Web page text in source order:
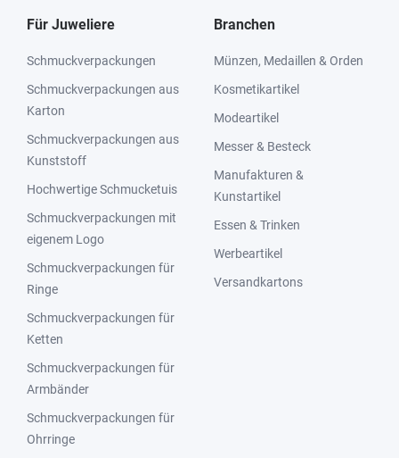
Für Juweliere
Schmuckverpackungen
Schmuckverpackungen aus
Karton
Schmuckverpackungen aus
Kunststoff
Hochwertige Schmucketuis
Schmuckverpackungen mit
eigenem Logo
Schmuckverpackungen für
Ringe
Schmuckverpackungen für
Ketten
Schmuckverpackungen für
Armbänder
Schmuckverpackungen für
Ohrringe
Branchen
Münzen, Medaillen & Orden
Kosmetikartikel
Modeartikel
Messer & Besteck
Manufakturen &
Kunstartikel
Essen & Trinken
Werbeartikel
Versandkartons